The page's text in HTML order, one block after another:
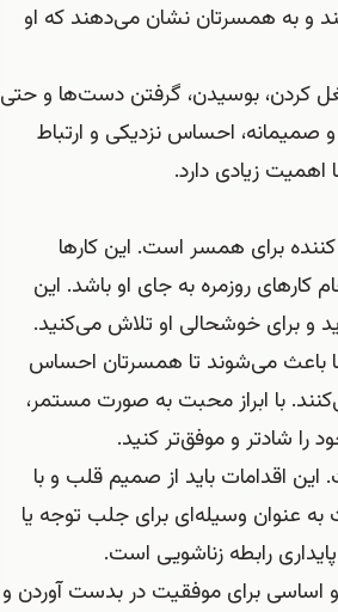
و به همسرتان نشان می‌دهند که او
بغل کردن، بوسیدن، گرفتن دست‌ها و حتی
احساس نزدیکی و ارتباط
زیادی دارد.
برای همسر است. این کارها
روزمره به جای او باشد. این
و برای خوشحالی او تلاش می‌کنید.
باعث می‌شوند تا همسرتان احساس
با ابراز محبت به صورت مستمر،
را شادتر و موفق‌تر کنید.
این اقدامات باید از صمیم قلب و با
به عنوان وسیله‌ای برای جلب توجه یا
رابطه زناشویی است.
اساسی برای موفقیت در بدست آوردن و